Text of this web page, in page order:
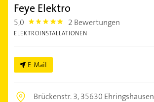
Feye Elektro
5,0 5.0 2 Bewertungen
ELEKTROINSTALLATIONEN
E-Mail
Brückenstr. 3,35630 Ehringshausen